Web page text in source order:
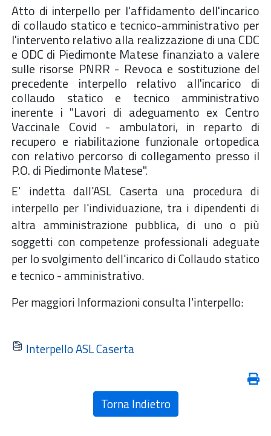
Atto di interpello per l'affidamento dell'incarico
di collaudo statico e tecnico-amministrativo per
l'intervento relativo alla realizzazione di una CDC
e ODC di Piedimonte Matese finanziato a valere
sulle risorse PNRR - Revoca e sostituzione del
precedente interpello relativo all'incarico di
collaudo statico e tecnico amministrativo
inerente i "Lavori di adeguamento ex Centro
Vaccinale Covid - ambulatori, in reparto di
recupero e riabilitazione funzionale ortopedica
con relativo percorso di collegamento presso il
P.O. di Piedimonte Matese".
E' indetta dall'ASL Caserta una procedura di
interpello per l'individuazione, tra i dipendenti di
altra amministrazione pubblica, di uno o più
soggetti con competenze professionali adeguate
per lo svolgimento dell'incarico di Collaudo statico
e tecnico - amministrativo.
Per maggiori Informazioni consulta l'interpello:
Interpello ASL Caserta
Torna Indietro